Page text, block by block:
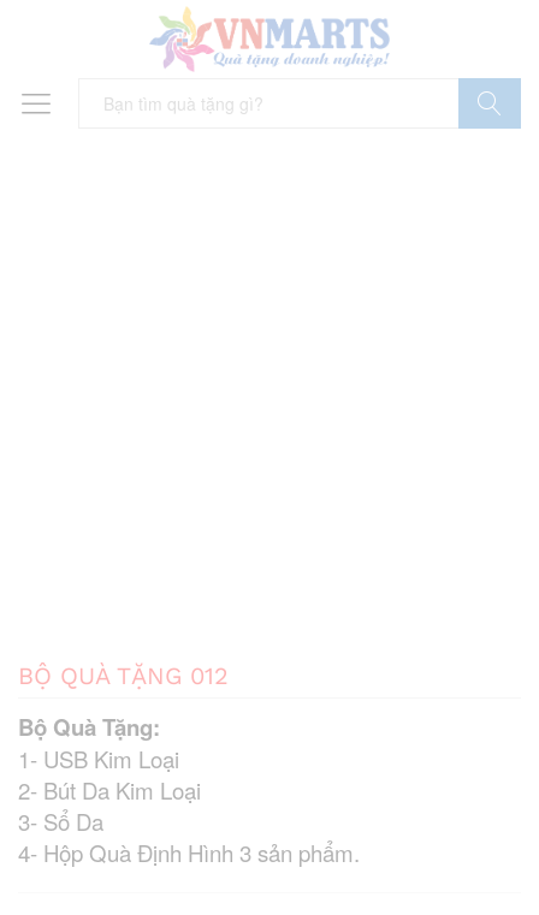
BỘ QUÀ TẶNG 012
Bộ Quà Tặng:
1- USB Kim Loại
2- Bút Da Kim Loại
3- Sổ Da
4- Hộp Quà Định Hình 3 sản phẩm.